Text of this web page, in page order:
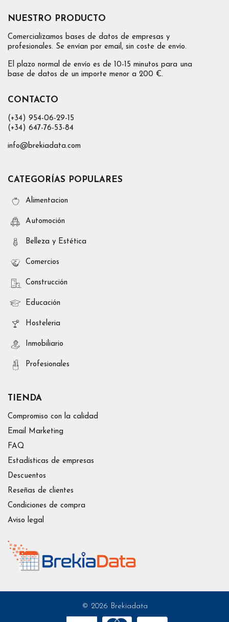
NUESTRO PRODUCTO
Comercializamos bases de datos de empresas y
profesionales. Se envían por email, sin coste de envío.
El plazo normal de envío es de 10-15 minutos para una
base de datos de un importe menor a 200 €.
CONTACTO
(+34) 954-06-29-15
(+34) 647-76-53-84
info@brekiadata.com
CATEGORÍAS POPULARES
Alimentacion
Automoción
Belleza y Estética
Comercios
Construcción
Educación
Hosteleria
Inmobiliario
Profesionales
TIENDA
Compromiso con la calidad
Email Marketing
FAQ
Estadísticas de empresas
Descuentos
Reseñas de clientes
Condiciones de compra
Aviso legal
© 2026 Brekiadata